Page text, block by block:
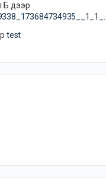
Б дээр
test